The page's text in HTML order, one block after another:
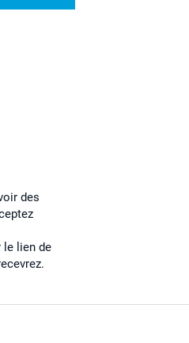
des
le lien de